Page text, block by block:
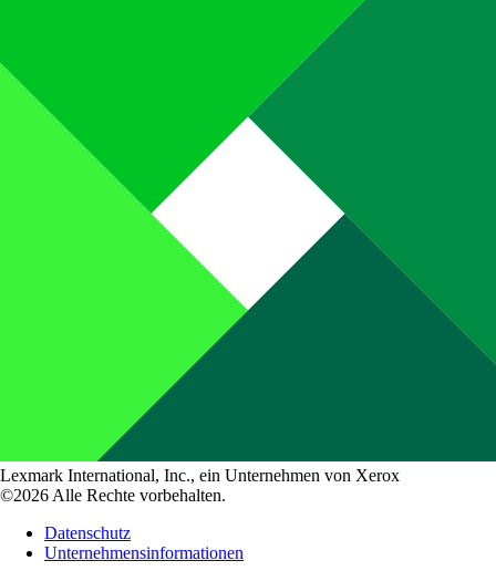
Lexmark International, Inc., ein Unternehmen von Xerox
©2026 Alle Rechte vorbehalten.
Datenschutz
Unternehmensinformationen